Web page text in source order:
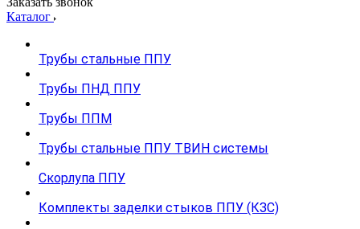
Каталог
Трубы стальные ППУ
Трубы ПНД ППУ
Трубы ППМ
Трубы стальные ППУ ТВИН системы
Скорлупа ППУ
Комплекты заделки стыков ППУ (КЗС)